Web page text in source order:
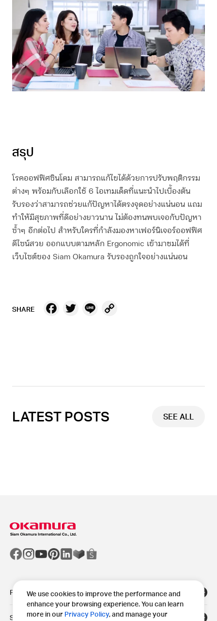
We use cookies to improve the performance and
enhance your browsing experience. You can learn
more in our Privacy Policy, and manage your
สรุป
โรคออฟฟิศซินโดม สามารถแก้ไขได้ด้วยการปรับพฤติกรรม
ต่างๆ พร้อมกับเลือกใช้ 6 ไอเทมเด็ดที่แนะนำไปเบื้องต้น
รับรองว่าสามารถช่วยแก้ปัญหาได้ตรงจุดอย่างแน่นอน แถม
ทำให้มีสุขภาพที่ดีอย่างยาวนาน ไม่ต้องทนพบเจอกับปัญหา
ซ้ำๆ อีกต่อไป สำหรับใครที่กำลังมองหาเฟอร์นิเจอร์ออฟฟิศ
ดีไซน์สวย ออกแบบตามหลัก Ergonomic เข้ามาชมได้ที่
เว็บไซต์ของ Siam Okamura รับรองถูกใจอย่างแน่นอน
SHARE Facebook
Twitter
Line
LATEST POSTS SEE ALL
Products
Solutions